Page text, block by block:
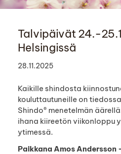
Talvipäivät 24.-
Helsingissä
28.11.2025
Kaikille shindosta
kouluttautuneille on
Shindo® menetelmän
ihana kiireetön viikonloppu
ytimessä.
Paikkana Amos